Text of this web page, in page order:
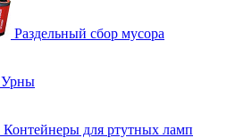
Раздельный сбор мусора
Урны
Контейнеры для ртутных ламп